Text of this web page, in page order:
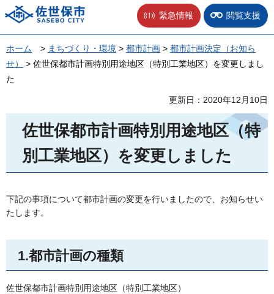
佐世保市 緊急情報 閲覧支援
ホーム > まちづくり・環境 > 都市計画 > 都市計画決定（お知ら
せ）
> 佐世保都市計画特別用途地区（特別工業地区）を変更しまし
た
更新日：2020年12月10日
佐世保都市計画特別用途地区（特
別工業地区）を変更しました
下記の事項について都市計画の変更を行いましたので、お知らせい
たします。
1.都市計画の種類
佐世保都市計画特別用途地区（特別工業地区）